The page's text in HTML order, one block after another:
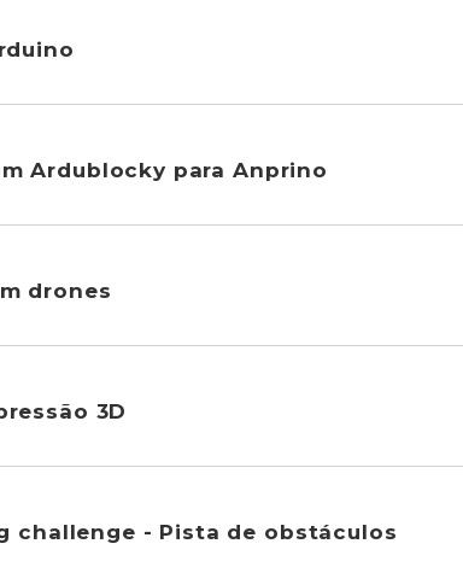
Ardublocky para Anprino
drones
3D
challenge - Pista de obstáculos